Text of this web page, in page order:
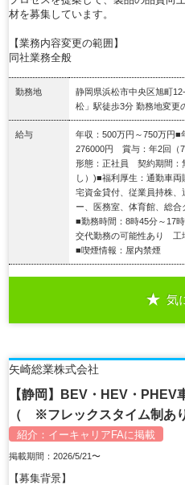
材を募集しています。
【業務内容変更の範囲】
同社業務全般
勤務地
静岡県浜松市中央区旭町
松」駅徒歩3分 勤務地変更
給与
年収：500万円～750万円
276000円 賞与：年2回（
形態：正社員 契約期間：
し）)■福利厚生：通勤車
宅資金貸付、従業員持株、
ー、医務室、体育館、総
■勤務時間：8時45分～17
交代勤務の可能性あり 工
■喫煙情報：屋内禁煙
気
矢崎総業株式会社
【静岡】BEV・HEV・PHEV
（ ※フレックスタイム制あ
紹介： イーキャリアFAに掲載
掲載期間：2026/5/21〜
【募集背景】